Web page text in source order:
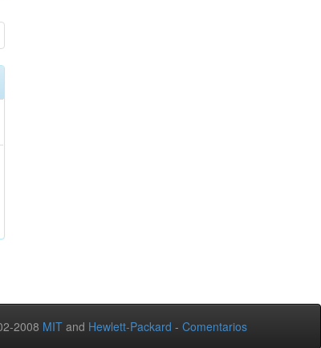
2008 MIT and Hewlett-Packard - Comentarios